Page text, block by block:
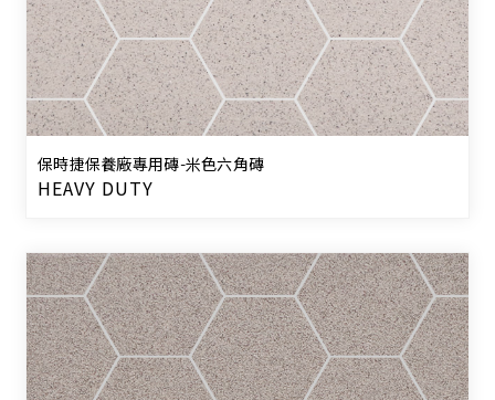
保時捷保養廠專用磚-米色六角磚
HEAVY DUTY